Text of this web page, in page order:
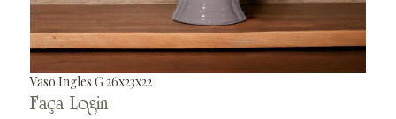
Vaso Ingles G 26x23x22
Faça Login